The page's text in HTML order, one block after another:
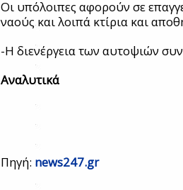
Οι υπόλοιπες αφορούν σε
ναούς και λοιπά κτίρια και
-Η διενέργεια των αυτοψιών
Αναλυτικά
Πηγή: news247.gr